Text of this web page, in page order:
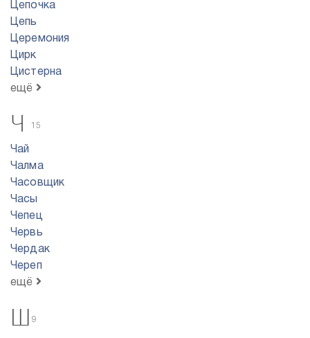
Цепочка
Цепь
Церемония
Цирк
Цистерна
ещё
Ч 15
Чай
Чалма
Часовщик
Часы
Чепец
Червь
Чердак
Череп
ещё
Ш 9